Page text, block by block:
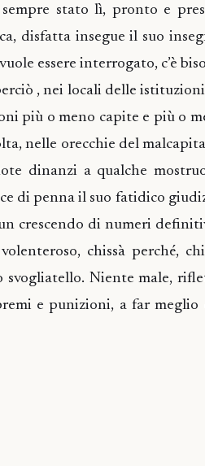
stato lì, pronto e
disfatta insegue il suo
essere interrogato, c’è
, nei locali delle
più o meno capite e più o
nelle orecchie del
dinanzi a qualche
di penna il suo fatidico
crescendo di numeri
chissà perché,
Niente male,
e punizioni, a far